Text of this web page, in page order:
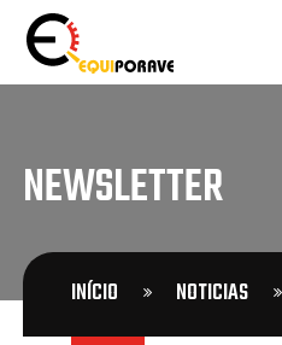
NEWSLETTER
INÍCIO NOTICIAS
29
2021